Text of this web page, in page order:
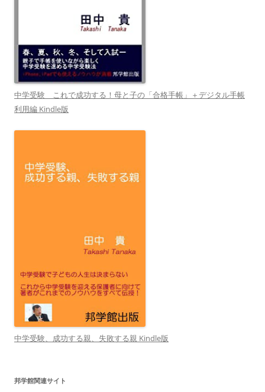
中学受験 これで成功する！母と子の「合格手帳」＋デジタル手帳
利用編 Kindle版
中学受験、成功する親、失敗する親 Kindle版
邦学館関連サイト